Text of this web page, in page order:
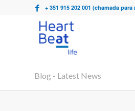
+ 351 915 202 001 (chamada
Blog - Latest News